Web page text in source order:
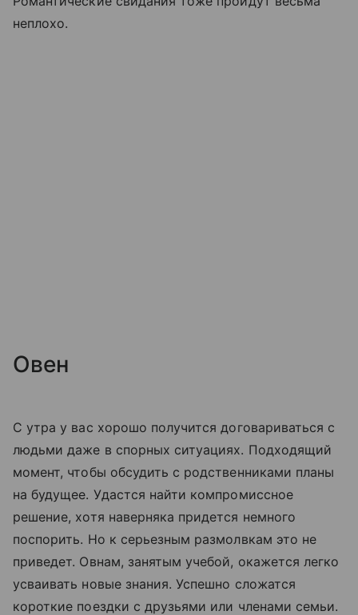
неплохо.
Овен
С утра у вас хорошо получится договариваться с
людьми даже в спорных ситуациях. Подходящий
момент, чтобы обсудить с родственниками планы
на будущее. Удастся найти компромиссное
решение, хотя наверняка придется немного
поспорить. Но к серьезным размолвкам это не
приведет. Овнам, занятым учебой, окажется легко
усваивать новые знания. Успешно сложатся
короткие поездки с друзьями или членами семьи.